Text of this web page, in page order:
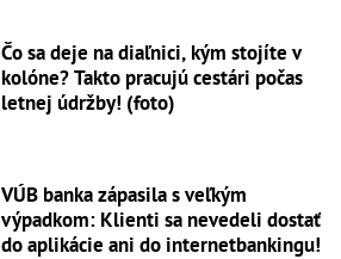
Čo sa deje na diaľnici, kým stojíte v
kolóne? Takto pracujú cestári počas
letnej údržby! (foto)
VÚB banka zápasila s veľkým
výpadkom: Klienti sa nevedeli dostať
do aplikácie ani do internetbankingu!